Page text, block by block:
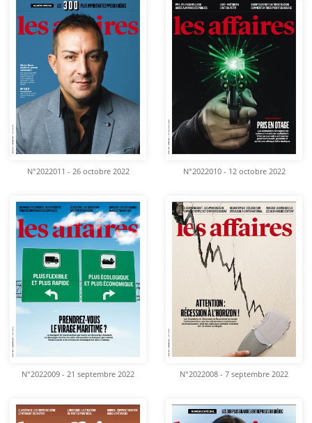
N°2022011 - 26 octobre 2022 N°2022010 - 12 octobre 2022
N°2022009 - 21 septembre 2022 N°2022008 - 7 septembre 2022